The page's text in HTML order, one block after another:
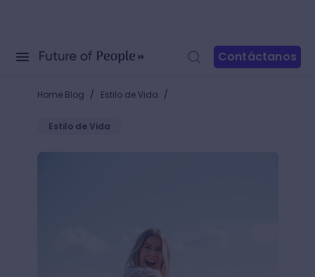
Contáctanos
Home Blog / Estilo de Vida /
Estilo de Vida
+50 frases para que tu equipo huya de la zona de